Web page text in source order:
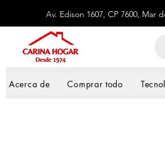
Av. Edison 1607, CP 7600, Mar
Acerca de Comprar todo